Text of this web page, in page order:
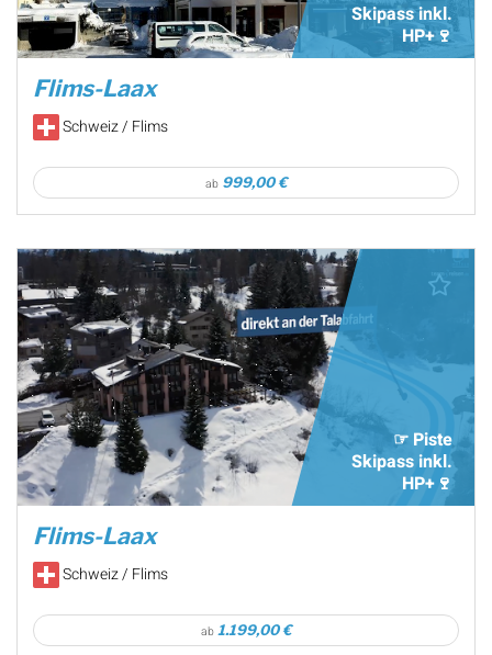
Skipass inkl.
HP+🍷
Flims-Laax
Schweiz / Flims
ab 999,00 €
☞ Piste
Skipass inkl.
HP+🍷
Flims-Laax
Schweiz / Flims
ab 1.199,00 €